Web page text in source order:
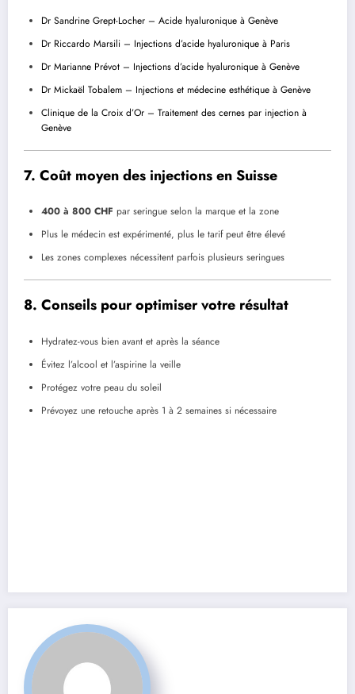
Dr Sandrine Grept-Locher – Acide hyaluronique à Genève
Dr Riccardo Marsili – Injections d’acide hyaluronique à Paris
Dr Marianne Prévot – Injections d’acide hyaluronique à Genève
Dr Mickaël Tobalem – Injections et médecine esthétique à Genève
Clinique de la Croix d’Or – Traitement des cernes par injection à
Genève
7. Coût moyen des injections en Suisse
400 à 800 CHF par seringue selon la marque et la zone
Plus le médecin est expérimenté, plus le tarif peut être élevé
Les zones complexes nécessitent parfois plusieurs seringues
8. Conseils pour optimiser votre résultat
Hydratez-vous bien avant et après la séance
Évitez l’alcool et l’aspirine la veille
Protégez votre peau du soleil
Prévoyez une retouche après 1 à 2 semaines si nécessaire